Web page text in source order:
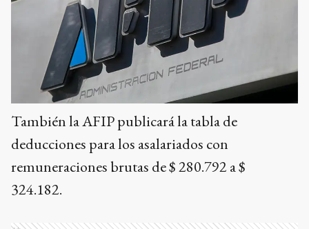
También la AFIP publicará la tabla de
deducciones para los asalariados con
remuneraciones brutas de $ 280.792 a $
324.182.